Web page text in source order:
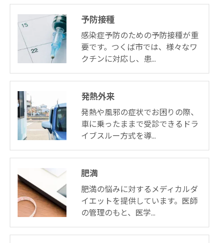
予防接種
感染症予防のための予防接種が重
要です。つくば市では、様々なワ
クチンに対応し、患…
発熱外来
発熱や風邪の症状でお困りの際、
車に乗ったままで受診できるドラ
イブスルー方式を導…
肥満
肥満の悩みに対するメディカルダ
イエットを提供しています。医師
の管理のもと、医学…